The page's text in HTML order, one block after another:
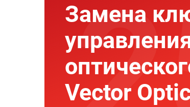
Замена
Vector